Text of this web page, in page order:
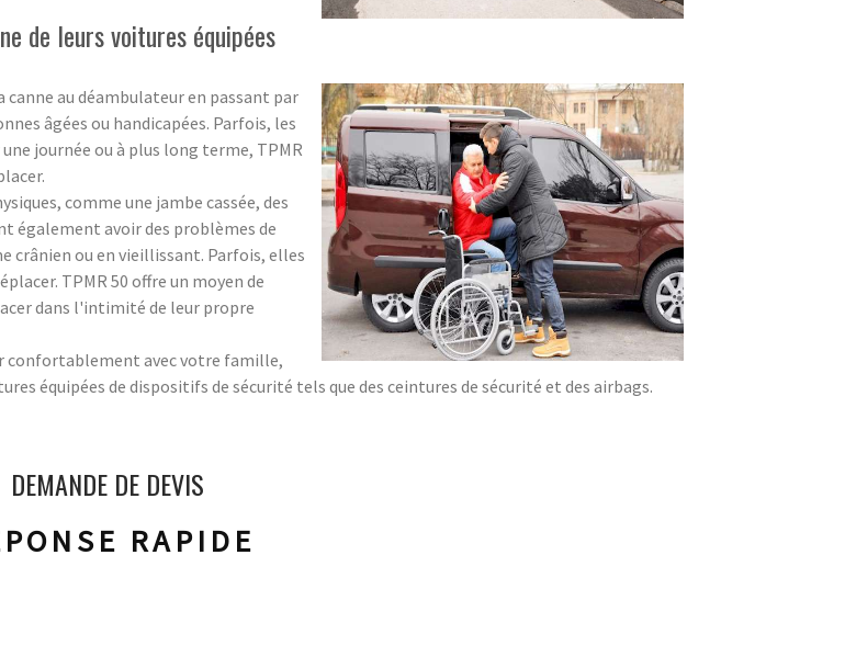
de leurs voitures équipées
au déambulateur en passant par
âgées ou handicapées. Parfois, les
journée ou à plus long terme, TPMR
comme une jambe cassée, des
également avoir des problèmes de
crânien ou en vieillissant. Parfois, elles
TPMR 50 offre un moyen de
dans l'intimité de leur propre
confortablement avec votre famille,
équipées de dispositifs de sécurité tels que des ceintures de sécurité et des airbags.
DEMANDE DE DEVIS
RAPIDE